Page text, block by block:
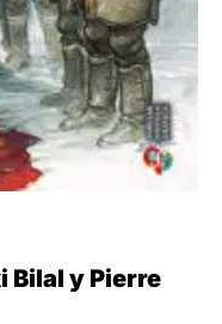
Bilal y Pierre